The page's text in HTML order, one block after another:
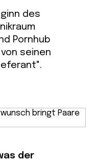
des
Pornhub
seinen
der